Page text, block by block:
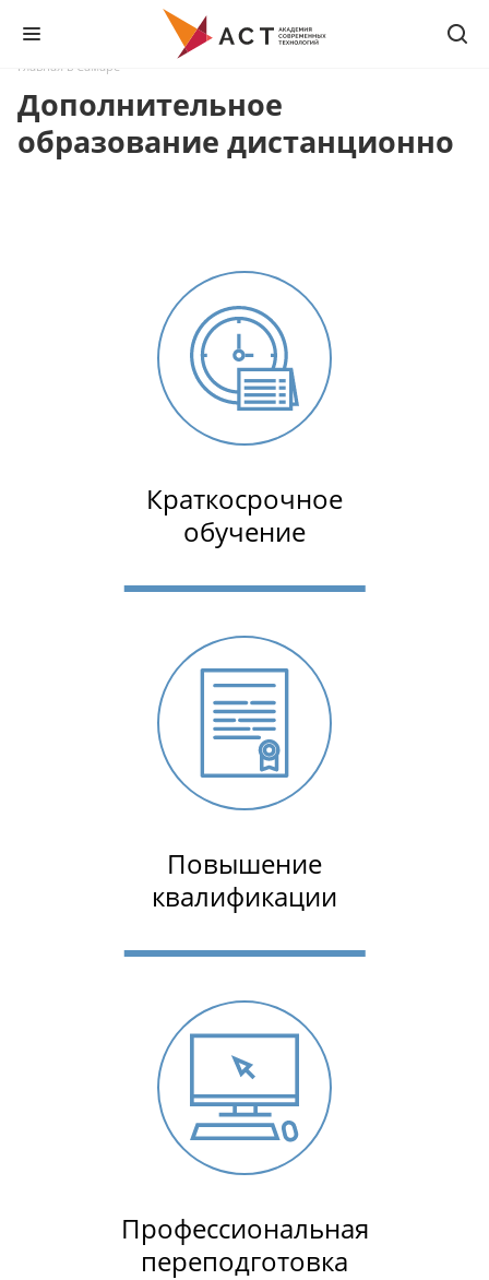
Главная в Самаре
Дополнительное
образование дистанционно
Краткосрочное
обучение
Повышение
квалификации
Профессиональная
переподготовка